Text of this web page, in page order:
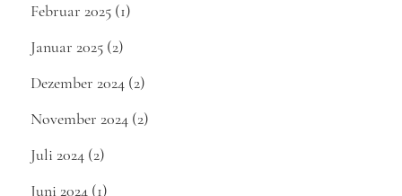
Februar 2025 (1)
Januar 2025 (2)
Dezember 2024 (2)
November 2024 (2)
Juli 2024 (2)
Juni 2024 (1)